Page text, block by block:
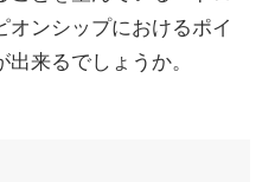
オンシップにおけるポイ
来るでしょうか。